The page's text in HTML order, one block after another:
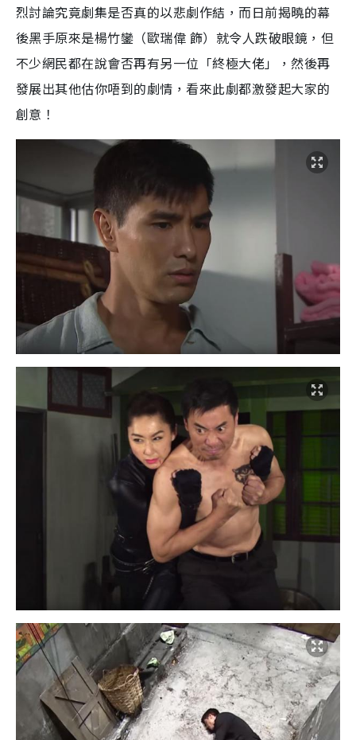
烈討論究竟劇集是否真的以悲劇作結，而日前揭曉的幕
後黑手原來是楊竹鑾（歐瑞偉 飾）就令人跌破眼鏡，但
不少網民都在說會否再有另一位「終極大佬」，然後再
發展出其他估你唔到的劇情，看來此劇都激發起大家的
創意！